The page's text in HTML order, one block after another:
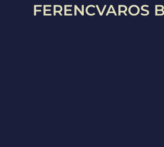
FERENCVAROS